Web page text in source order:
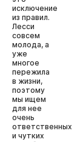
исключение
из правил.
Лесси
совсем
молода, а
уже
многое
пережила
в жизни,
поэтому
мы ищем
для нее
очень
ответственных
и чутких